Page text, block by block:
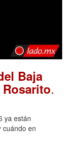
Baja
Rosarito.
ya están
cuándo en